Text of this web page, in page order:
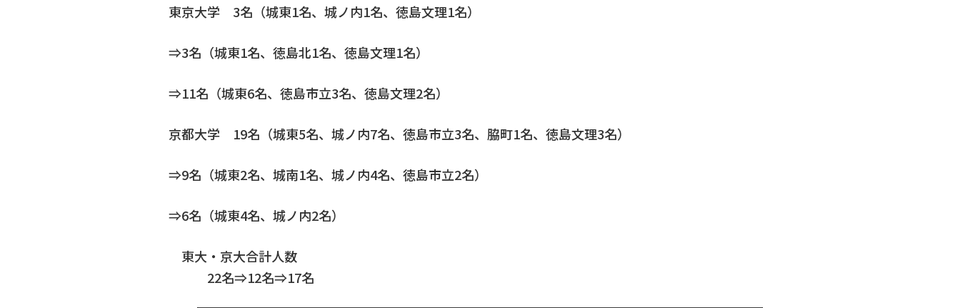
東京大学 3名（城東1名、城ノ内1名、徳島文理1名）
⇒3名（城東1名、徳島北1名、徳島文理1名）
⇒11名（城東6名、徳島市立3名、徳島文理2名）
京都大学 19名（城東5名、城ノ内7名、徳島市立3名、脇町1名、徳島文理3名）
⇒9名（城東2名、城南1名、城ノ内4名、徳島市立2名）
⇒6名（城東4名、城ノ内2名）
東大・京大合計人数
22名⇒12名⇒17名